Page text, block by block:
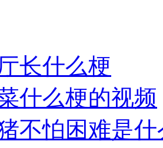
长什么梗
什么梗的视频
不怕困难是